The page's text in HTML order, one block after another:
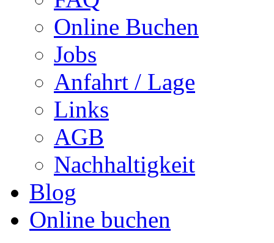
Online Buchen
Jobs
Anfahrt / Lage
Links
AGB
Nachhaltigkeit
Blog
Online buchen